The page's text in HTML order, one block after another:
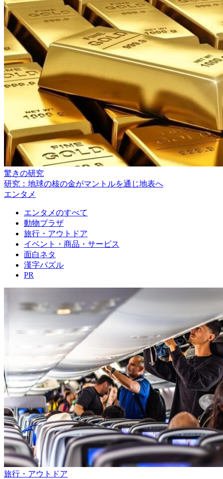
驚きの研究
研究：地球の核の金がマントルを通じ地表へ
エンタメ
エンタメのすべて
動物プラザ
旅行・アウトドア
イベント・商品・サービス
面白ネタ
漢字パズル
PR
旅行・アウトドア